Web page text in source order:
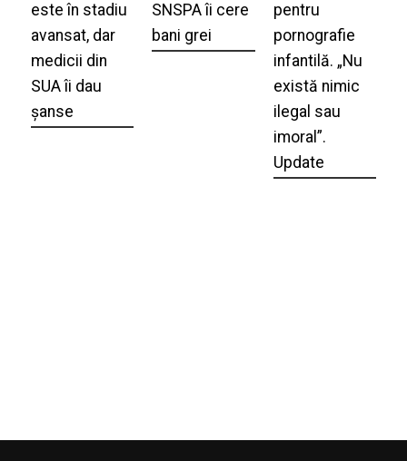
este în stadiu
avansat, dar
medicii din
SUA îi dau
șanse
SNSPA îi cere
bani grei
pentru
pornografie
infantilă. „Nu
există nimic
ilegal sau
imoral”.
Update